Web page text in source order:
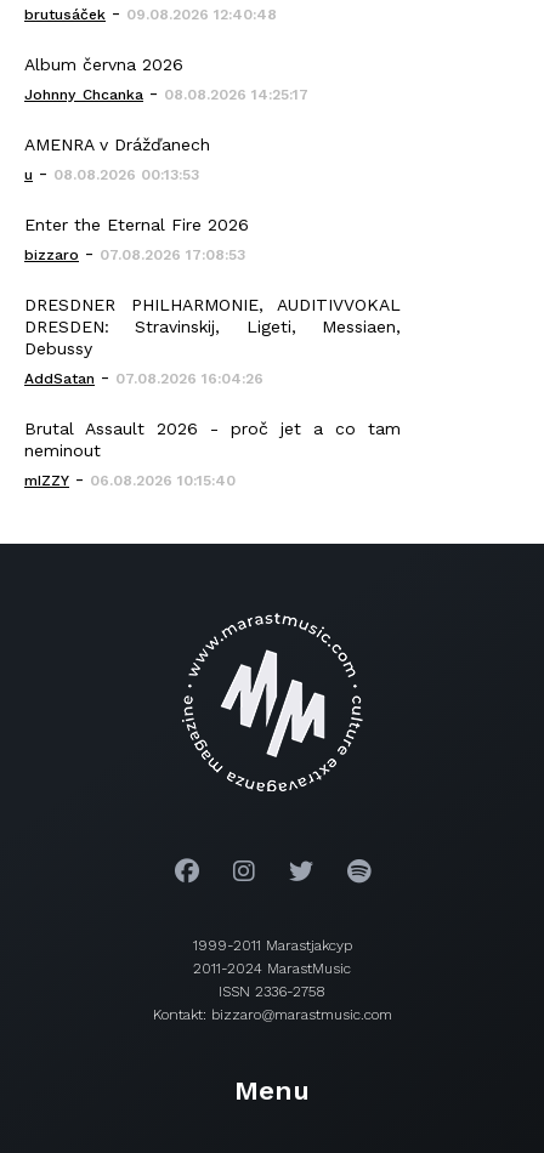
brutusáček - 09.08.2026 12:40:48
Album června 2026
Johnny_Chcanka - 08.08.2026 14:25:17
AMENRA v Drážďanech
u - 08.08.2026 00:13:53
Enter the Eternal Fire 2026
bizzaro - 07.08.2026 17:08:53
DRESDNER PHILHARMONIE, AUDITIVVOKAL
DRESDEN: Stravinskij, Ligeti, Messiaen,
Debussy
AddSatan - 07.08.2026 16:04:26
Brutal Assault 2026 - proč jet a co tam
neminout
mIZZY - 06.08.2026 10:15:40
1999-2011 Marastjakcyp
2011-2024 MarastMusic
ISSN 2336-2758
Kontakt: bizzaro@marastmusic.com
Menu